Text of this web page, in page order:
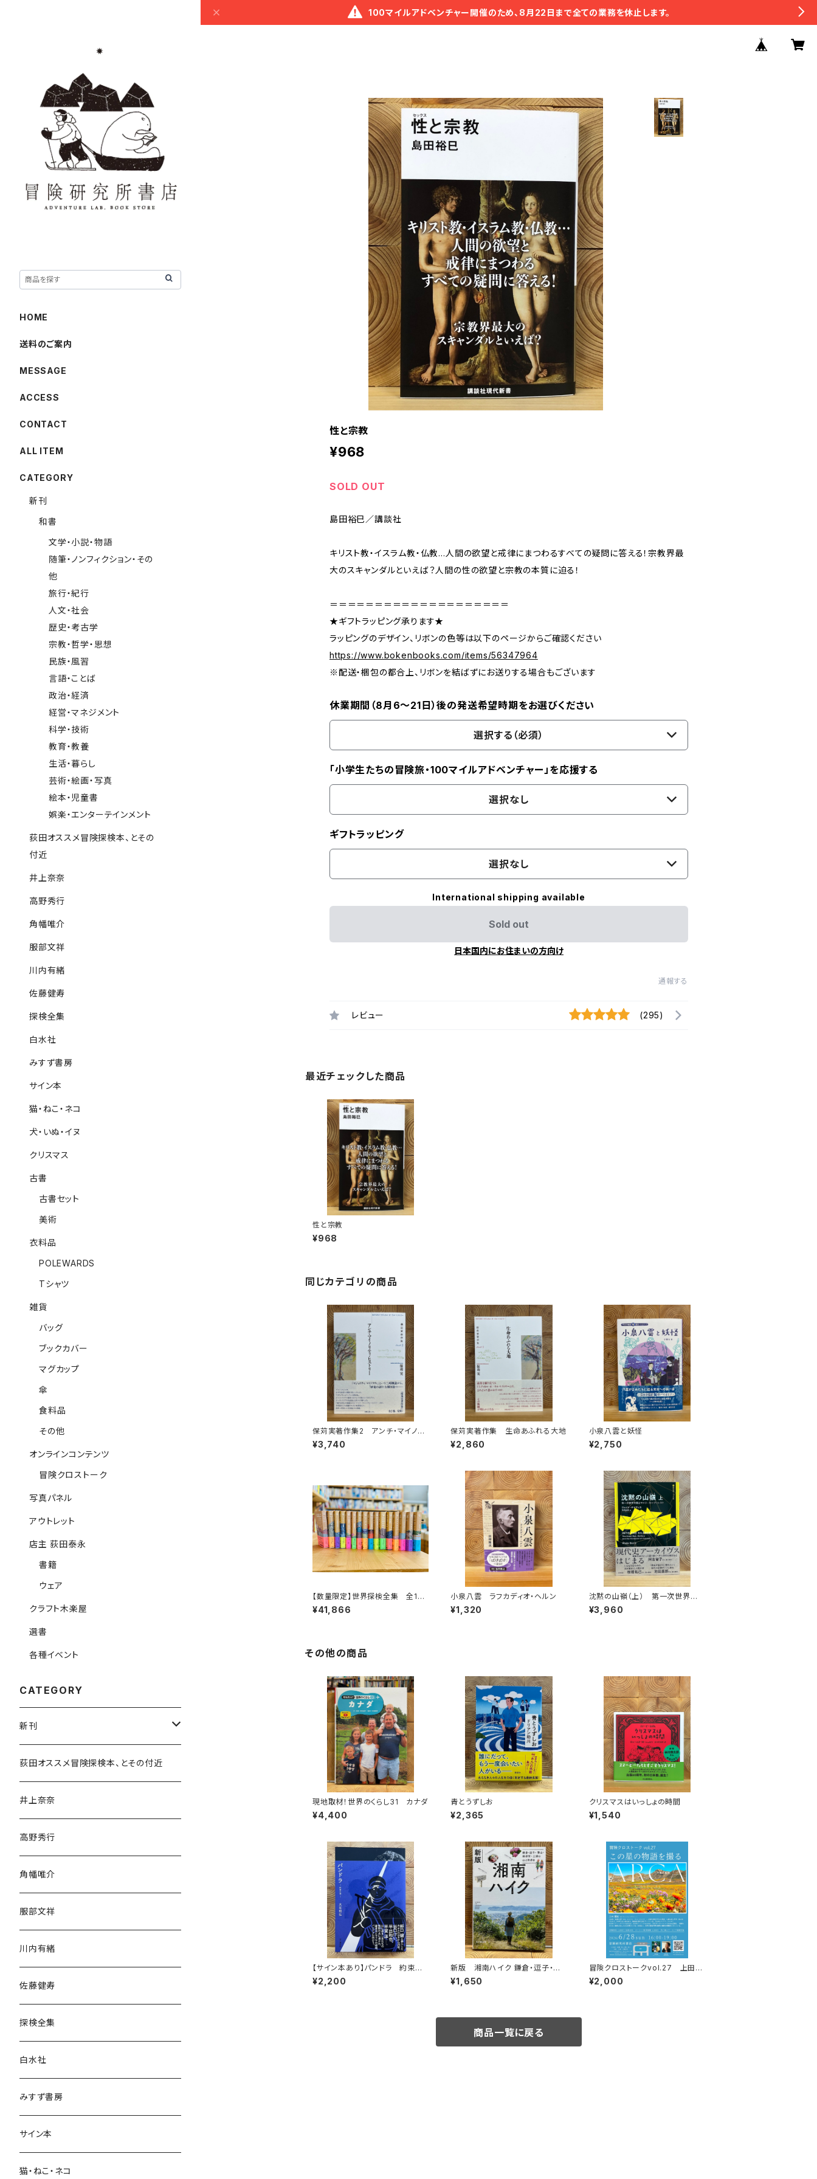
100マイルアドベンチャー開催のため、8月22日まで全ての業務を休止します。
性と宗教
¥968
SOLD OUT
島田裕巳／講談社
キリスト教・イスラム教・仏教…人間の欲望と戒律にまつわるすべての疑問に答える！宗教界最
大のスキャンダルといえば？人間の性の欲望と宗教の本質に迫る！
＝＝＝＝＝＝＝＝＝＝＝＝＝＝＝＝＝＝＝＝
★ギフトラッピング承ります★
ラッピングのデザイン、リボンの色等は以下のページからご確認ください
https://www.bokenbooks.com/items/56347964
※配送・梱包の都合上、リボンを結ばずにお送りする場合もございます
休業期間（8月6〜21日）後の発送希望時期をお選びください
選択する（必須）
「小学生たちの冒険旅・100マイルアドベンチャー」を応援する
選択なし
ギフトラッピング
選択なし
International shipping available
Sold out
日本国内にお住まいの方向け
通報する
レビュー (295)
最近チェックした商品
性と宗教
¥968
同じカテゴリの商品
保苅実著作集2 アンチ・マイノリ
ティ・ヒストリー
¥3,740
保苅実著作集 生命あふれる大地
¥2,860
小泉八雲と妖怪
¥2,750
【数量限定】世界探検全集 全16
巻＋全巻購入特典「第17巻（非売
品）」【当店限定】
¥41,866
小泉八雲 ラフカディオ・ヘルン
¥1,320
沈黙の山嶺（上） 第一次世界大
戦とマロリーのエヴェレスト
¥3,960
その他の商品
現地取材！世界のくらし31 カナダ
¥4,400
青とうずしお
¥2,365
クリスマスはいっしょの時間
¥1,540
【サイン本あり】パンドラ 約束の
頂
¥2,200
新版 湘南ハイク 鎌倉・逗子・葉
山・横須賀・三浦の山と海歩き
¥1,650
冒険クロストークvol.27 上田優
紀「この星の物語を撮る」録画視聴
権
¥2,000
商品一覧に戻る
HOME
送料のご案内
MESSAGE
ACCESS
CONTACT
ALL ITEM
CATEGORY
新刊
和書
文学・小説・物語
随筆・ノンフィクション・その
他
旅行・紀行
人文・社会
歴史・考古学
宗教・哲学・思想
民族・風習
言語・ことば
政治・経済
経営・マネジメント
科学・技術
教育・教養
生活・暮らし
芸術・絵画・写真
絵本・児童書
娯楽・エンターテインメント
荻田オススメ冒険探検本、とその
付近
井上奈奈
高野秀行
角幡唯介
服部文祥
川内有緒
佐藤健寿
探検全集
白水社
みすず書房
サイン本
猫・ねこ・ネコ
犬・いぬ・イヌ
クリスマス
古書
古書セット
美術
衣料品
POLEWARDS
Tシャツ
雑貨
バッグ
ブックカバー
マグカップ
傘
食料品
その他
オンラインコンテンツ
冒険クロストーク
写真パネル
アウトレット
店主 荻田泰永
書籍
ウェア
クラフト木楽屋
選書
各種イベント
CATEGORY
新刊
和書
文学・小説・物語
随筆・ノンフィクション・その他
民族・風習
言語・ことば
荻田オススメ冒険探検本、とその付近
井上奈奈
高野秀行
角幡唯介
服部文祥
川内有緒
佐藤健寿
探検全集
白水社
みすず書房
サイン本
猫・ねこ・ネコ